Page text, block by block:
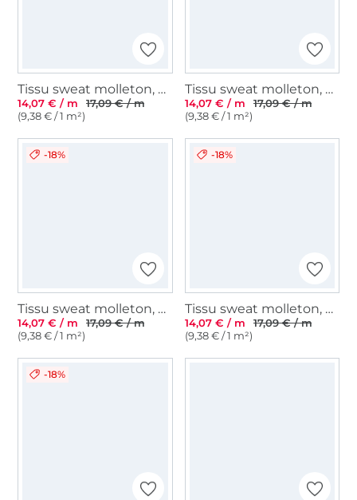
Tissu sweat molleton, baby bleu
14,07 € / m
17,09 € / m
(9,38 € / 1 m²)
Tissu sweat molleton, marron chiné
14,07 € / m
17,09 € / m
(9,38 € / 1 m²)
-18%
Tissu sweat molleton, bleu pétrole clair
14,07 € / m
17,09 € / m
(9,38 € / 1 m²)
-18%
Tissu sweat molleton, beige chiné
14,07 € / m
17,09 € / m
(9,38 € / 1 m²)
-18%